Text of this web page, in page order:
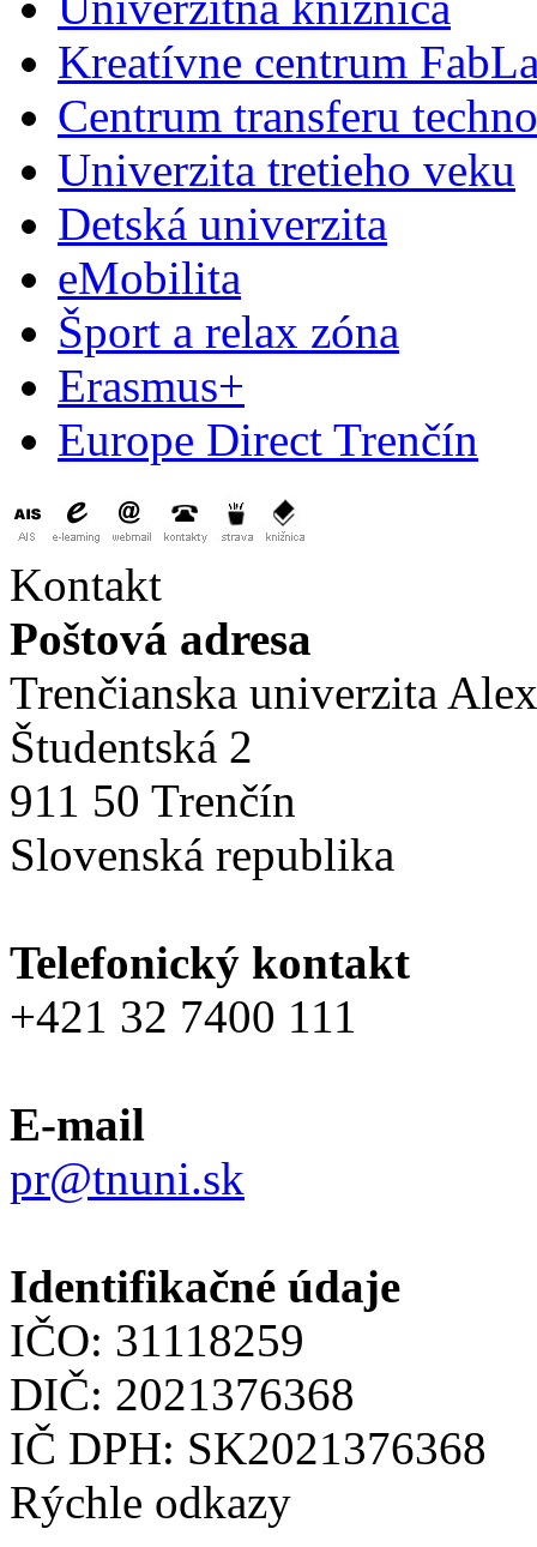
Kreatívne centrum
Centrum transferu
Univerzita tretieho veku
Detská univerzita
eMobilita
Šport a relax zóna
Erasmus+
Europe Direct Trenčín
Kontakt
Poštová adresa
Trenčianska univerzita
Študentská 2
911 50 Trenčín
Slovenská republika
Telefonický kontakt
+421 32 7400 111
E-mail
pr@tnuni.sk
Identifikačné údaje
IČO: 31118259
DIČ: 2021376368
IČ DPH: SK2021376368
Rýchle odkazy